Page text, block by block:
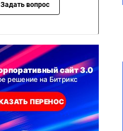
Задать вопрос